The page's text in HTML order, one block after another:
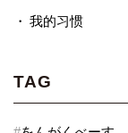
我的习惯
TAG